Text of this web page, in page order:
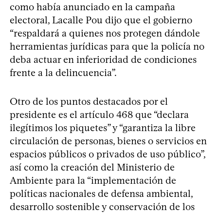
como había anunciado en la campaña
electoral, Lacalle Pou dijo que el gobierno
“respaldará a quienes nos protegen dándole
herramientas jurídicas para que la policía no
deba actuar en inferioridad de condiciones
frente a la delincuencia”.
Otro de los puntos destacados por el
presidente es el artículo 468 que “declara
ilegítimos los piquetes” y “garantiza la libre
circulación de personas, bienes o servicios en
espacios públicos o privados de uso público”,
así como la creación del Ministerio de
Ambiente para la “implementación de
políticas nacionales de defensa ambiental,
desarrollo sostenible y conservación de los